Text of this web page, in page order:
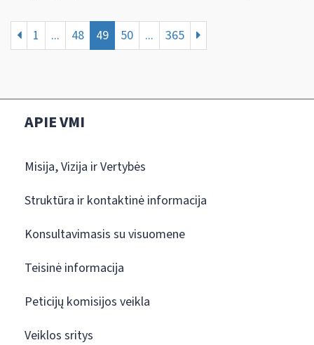
1 ... 48 49 50 ... 365
APIE VMI
Misija, Vizija ir Vertybės
Struktūra ir kontaktinė informacija
Konsultavimasis su visuomene
Teisinė informacija
Peticijų komisijos veikla
Veiklos sritys